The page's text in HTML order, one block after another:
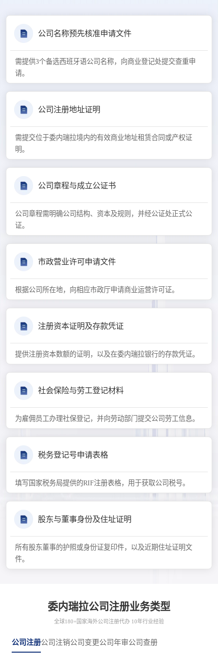
公司名称预先核准申请文件
需提供3个备选西班牙语公司名称，向商业登记处提交查重申
请。
公司注册地址证明
需提交位于委内瑞拉境内的有效商业地址租赁合同或产权证
明。
公司章程与成立公证书
公司章程需明确公司结构、资本及规则，并经公证处正式公
证。
市政营业许可申请文件
根据公司所在地，向相应市政厅申请商业运营许可证。
注册资本证明及存款凭证
提供注册资本数额的证明，以及在委内瑞拉银行的存款凭证。
社会保险与劳工登记材料
为雇佣员工办理社保登记，并向劳动部门提交公司劳工信息。
税务登记号申请表格
填写国家税务局提供的RIF注册表格，用于获取公司税号。
股东与董事身份及住址证明
所有股东董事的护照或身份证复印件，以及近期住址证明文
件。
委内瑞拉公司注册业务类型
全球180+国家海外公司注册代办 10年行业经验
公司注册公司注销公司变更公司年审公司查册